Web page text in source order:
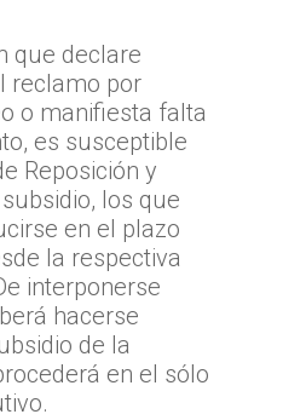
que declare
reclamo por
o manifiesta falta
es susceptible
Reposición y
los que
en el plazo
la respectiva
interponerse
hacerse
de la
en el sólo